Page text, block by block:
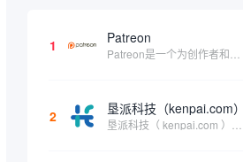
1 Patreon
2 垦派科技（kenpai.com）